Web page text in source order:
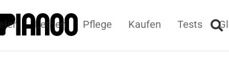
Lernen Pflege Kaufen Tests